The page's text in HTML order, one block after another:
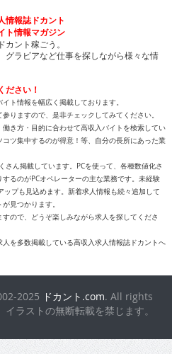
情報誌ドカント
ト情報マガジン
ント稼ごう。
グラビアなど仕事を探しながら様々な情
ださい！
ト情報を幅広く掲載しております。
りますので、是非チェックしてみてください。
き方・目的に合わせて高収入バイトを検索してい
ツ集中するのが得意！等、自分の長所にあった業
さん掲載しています。PCを使って、各種数値化さ
るのがPCオペレーターの主な業務です。未経験
プも見込めます。新着求人情報も続々追加して
見つかります。
ので、どうぞ楽しみながら求人を探してくださ
を多数掲載している高収入求人情報誌ドカントへ
2025 ドカント.com. All rights
ラストの無断転載を禁じます。